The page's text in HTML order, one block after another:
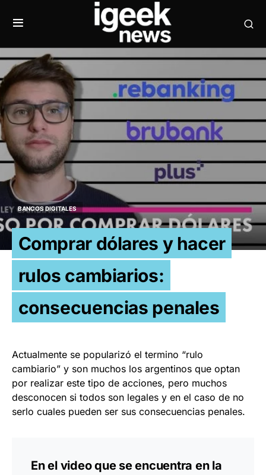
BANCOS DIGITALES
Comprar dólares y hacer
rulos cambiarios:
consecuencias penales
Actualmente se popularizó el termino “rulo
cambiario” y son muchos los argentinos que optan
por realizar este tipo de acciones, pero muchos
desconocen si todos son legales y en el caso de no
serlo cuales pueden ser sus consecuencias penales.
En el video que se encuentra en la